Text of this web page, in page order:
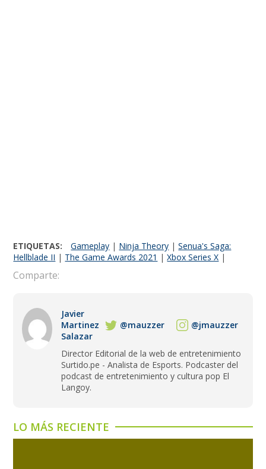
ETIQUETAS: Gameplay | Ninja Theory |Senua's Saga:
Hellblade II | The Game Awards 2021 |Xbox Series X |
Comparte:
Javier
Martinez
Salazar
@mauzzer @jmauzzer
Director Editorial de la web de entretenimiento
Surtido.pe - Analista de Esports. Podcaster del
podcast de entretenimiento y cultura pop El
Langoy.
LO MÁS RECIENTE